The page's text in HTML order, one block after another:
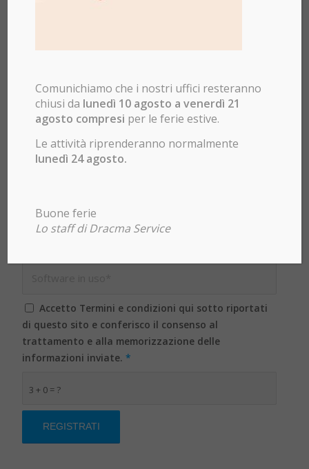
Accetto Termini e condizioni qui sotto riportati
di questo sito e conferisco il consenso al
trattamento e alla memorizzazione delle
informazioni inviate.*
3 + 0 = ?
Comunichiamo che i nostri uffici resteranno
chiusi da lunedì 10 agosto a venerdì 21
agosto compresi per le ferie estive.
Le attività riprenderanno normalmente
lunedì 24 agosto.
Buone ferie
Lo staff di Dracma Service